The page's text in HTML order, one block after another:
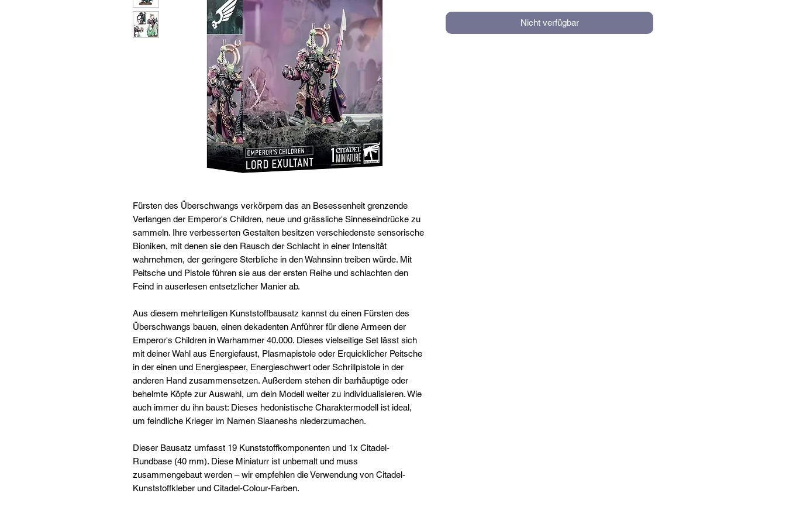
Fürsten des Überschwangs verkörpern das an Besessenheit grenzende
Verlangen der Emperor's Children, neue und grässliche Sinneseindrücke zu
sammeln. Ihre verbesserten Gestalten besitzen verschiedenste sensorische
Bioniken, mit denen sie den Rausch der Schlacht in einer Intensität
wahrnehmen, der geringere Sterbliche in den Wahnsinn treiben würde. Mit
Peitsche und Pistole führen sie aus der ersten Reihe und schlachten den
Feind in auserlesen entsetzlicher Manier ab.
Aus diesem mehrteiligen Kunststoffbausatz kannst du einen Fürsten des
Überschwangs bauen, einen dekadenten Anführer für diene Armeen der
Emperor's Children in Warhammer 40.000. Dieses vielseitige Set lässt sich
mit deiner Wahl aus Energiefaust, Plasmapistole oder Erquicklicher Peitsche
in der einen und Energiespeer, Energieschwert oder Schrillpistole in der
anderen Hand zusammensetzen. Außerdem stehen dir barhäuptige oder
behelmte Köpfe zur Auswahl, um dein Modell weiter zu individualisieren. Wie
auch immer du ihn baust: Dieses hedonistische Charaktermodell ist ideal,
um feindliche Krieger im Namen Slaaneshs niederzumachen.
Dieser Bausatz umfasst 19 Kunststoffkomponenten und 1x Citadel-
Rundbase (40 mm). Diese Miniaturr ist unbemalt und muss
zusammengebaut werden – wir empfehlen die Verwendung von Citadel-
Kunststoffkleber und Citadel-Colour-Farben.
Nicht verfügbar